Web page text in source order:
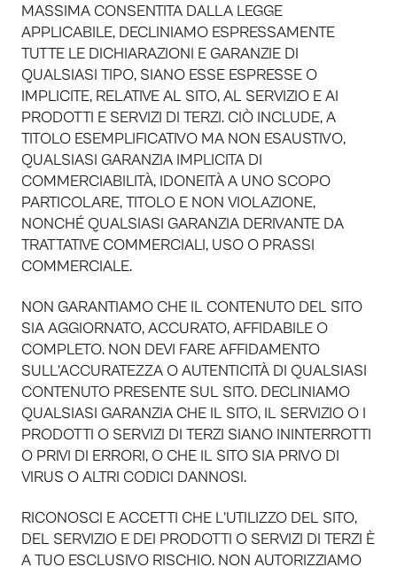
MASSIMA CONSENTITA DALLA LEGGE
APPLICABILE, DECLINIAMO ESPRESSAMENTE
TUTTE LE DICHIARAZIONI E GARANZIE DI
QUALSIASI TIPO, SIANO ESSE ESPRESSE O
IMPLICITE, RELATIVE AL SITO, AL SERVIZIO E AI
PRODOTTI E SERVIZI DI TERZI. CIÒ INCLUDE, A
TITOLO ESEMPLIFICATIVO MA NON ESAUSTIVO,
QUALSIASI GARANZIA IMPLICITA DI
COMMERCIABILITÀ, IDONEITÀ A UNO SCOPO
PARTICOLARE, TITOLO E NON VIOLAZIONE,
NONCHÉ QUALSIASI GARANZIA DERIVANTE DA
TRATTATIVE COMMERCIALI, USO O PRASSI
COMMERCIALE.
NON GARANTIAMO CHE IL CONTENUTO DEL SITO
SIA AGGIORNATO, ACCURATO, AFFIDABILE O
COMPLETO. NON DEVI FARE AFFIDAMENTO
SULL’ACCURATEZZA O AUTENTICITÀ DI QUALSIASI
CONTENUTO PRESENTE SUL SITO. DECLINIAMO
QUALSIASI GARANZIA CHE IL SITO, IL SERVIZIO O I
PRODOTTI O SERVIZI DI TERZI SIANO ININTERROTTI
O PRIVI DI ERRORI, O CHE IL SITO SIA PRIVO DI
VIRUS O ALTRI CODICI DANNOSI.
RICONOSCI E ACCETTI CHE L’UTILIZZO DEL SITO,
DEL SERVIZIO E DEI PRODOTTI O SERVIZI DI TERZI È
A TUO ESCLUSIVO RISCHIO. NON AUTORIZZIAMO